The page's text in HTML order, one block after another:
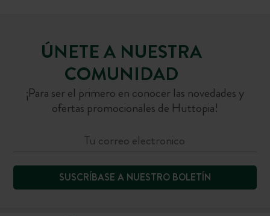
OCIO AL AIRE LIBRE
En todos nuestros destinos encontrarás lo
ZONAS DE JUEGO
Los más pequeños también tienen su espacio en
ÚNETE A NUESTRA
COMUNIDAD
¡Para ser el primero en conocer las novedades y
ofertas promocionales de Huttopia!
SUSCRÍBASE A NUESTRO BOLETÍN